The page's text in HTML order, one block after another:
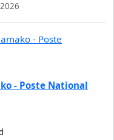
- Poste National